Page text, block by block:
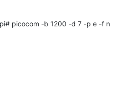
picocom -b 1200 -d 7 -p e -f n